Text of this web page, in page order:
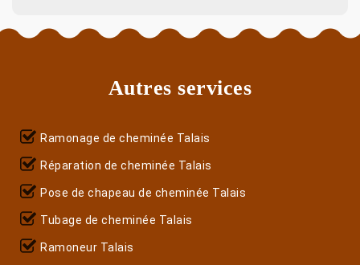
Autres services
Ramonage de cheminée Talais
Réparation de cheminée Talais
Pose de chapeau de cheminée Talais
Tubage de cheminée Talais
Ramoneur Talais